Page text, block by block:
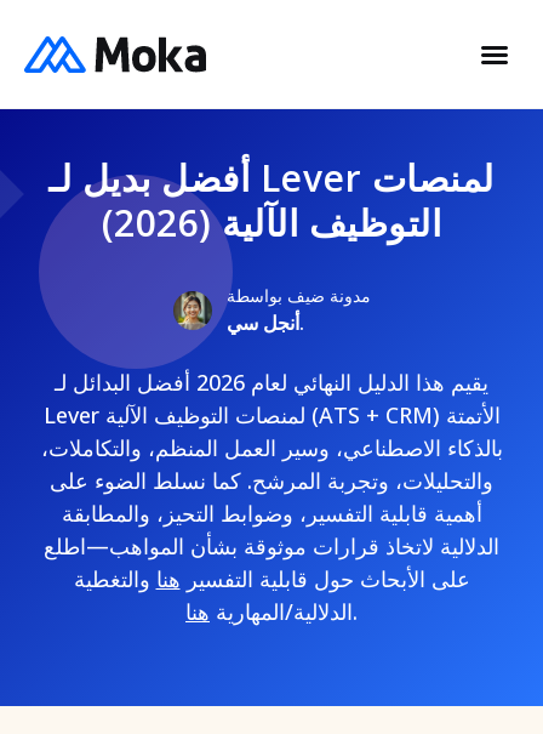
أفضل بديل لـ Lever لمنصات
التوظيف الآلية (2026)
مدونة ضيف بواسطة
أنجل سي.
يقيم هذا الدليل النهائي لعام 2026 أفضل البدائل لـ
Lever لمنصات التوظيف الآلية (ATS + CRM) الأتمتة
بالذكاء الاصطناعي، وسير العمل المنظم، والتكاملات،
والتحليلات، وتجربة المرشح. كما نسلط الضوء على
أهمية قابلية التفسير، وضوابط التحيز، والمطابقة
الدلالية لاتخاذ قرارات موثوقة بشأن المواهب—اطلع
على الأبحاث حول قابلية التفسير هنا والتغطية
الدلالية/المهارية هنا .